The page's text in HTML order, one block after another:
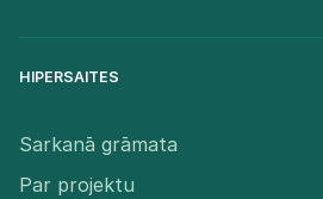
HIPERSAITES
Sarkanā grāmata
Par projektu